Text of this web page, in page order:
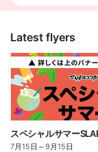
Latest flyers
スペシャルサマー
7月15日 ～9月15日